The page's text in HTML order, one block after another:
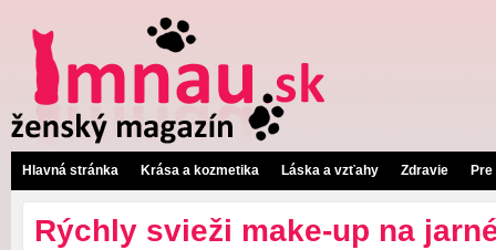
Hlavná stránka Krása a kozmetika Láska a vzťahy Zdravie
Rýchly svieži make-up na